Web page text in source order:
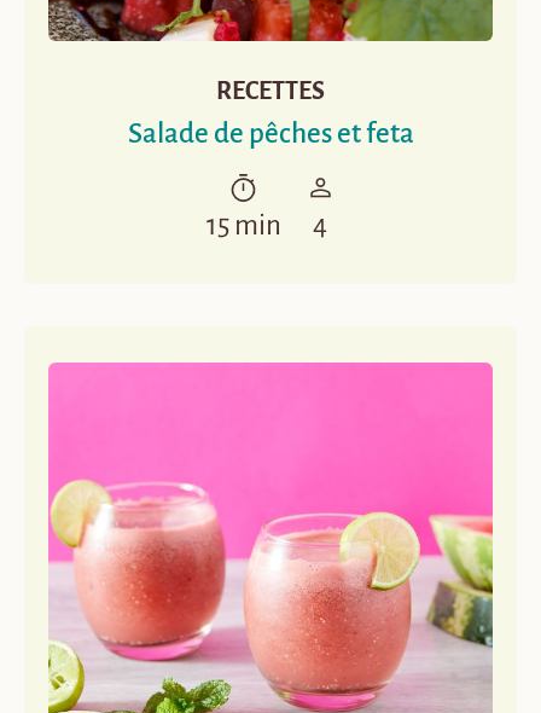
RECETTES
Salade de pêches et feta
15 min 4